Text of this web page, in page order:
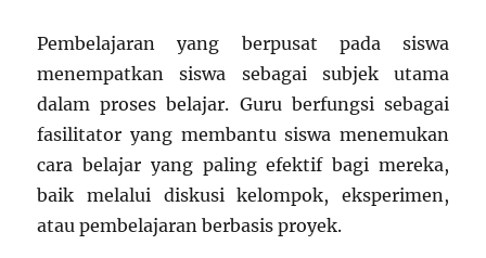
Pembelajaran yang berpusat pada siswa
menempatkan siswa sebagai subjek utama
dalam proses belajar. Guru berfungsi sebagai
fasilitator yang membantu siswa menemukan
cara belajar yang paling efektif bagi mereka,
baik melalui diskusi kelompok, eksperimen,
atau pembelajaran berbasis proyek.